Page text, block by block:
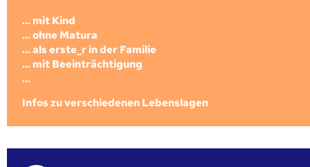
... mit Kind
... ohne Matura
... als erste_r in der Familie
... mit Beeinträchtigung
...
Infos zu verschiedenen Lebenslagen